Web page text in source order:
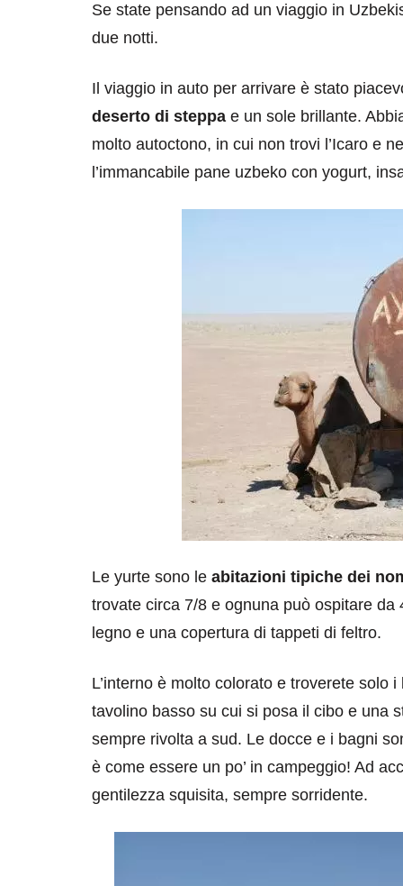
Se state pensando ad un viaggio in
due notti.
Il viaggio in auto per arrivare è stato
deserto di steppa e un sole brillante.
molto autoctono, in cui non trovi l’Icaro e
l’immancabile pane uzbeko con yogurt,
Le yurte sono le abitazioni tipiche dei
trovate circa 7/8 e ognuna può ospitare
legno e una copertura di tappeti di feltro.
L’interno è molto colorato e troverete solo
tavolino basso su cui si posa il cibo e una
sempre rivolta a sud. Le docce e i bagni
è come essere un po’ in campeggio! Ad
gentilezza squisita, sempre sorridente.